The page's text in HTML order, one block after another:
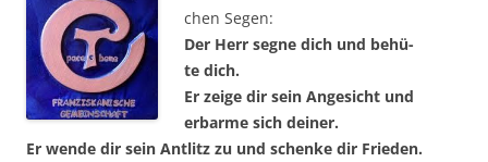
chen Segen:
Der Herr seg­ne dich und behü­
te dich.
Er zei­ge dir sein Ange­sicht und
erbar­me sich deiner.
Er wen­de dir sein Ant­litz zu und schen­ke dir Frieden.